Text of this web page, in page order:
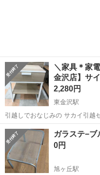
＼家具＊家
金沢店】サ
2,280円
東金沢駅
引越しでおなじみの サカイ引越センターグループのリサイクルショッ
プ ジャングルジャングル石川金沢店です(*^^*) 店頭ご購入の際に「ジ
モティを見た」と言っていただ
7%O...
石川 金沢市
ガラステ−ブ
0円
旭ヶ丘駅